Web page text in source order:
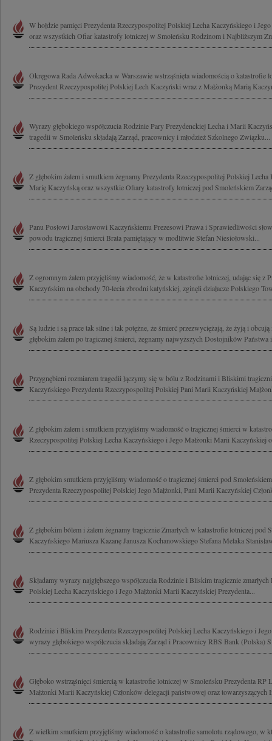
W hołdzie pamięci Prezydenta Rzeczypospolitej Polskiej Lecha Kaczyńskiego i
oraz wszystkich Ofiar katastrofy lotniczej w Smoleńsku Rodzinom i Najbliższym
Okręgowa Rada Adwokacka w Warszawie wstrząśnięta wiadomością o katastrofie
Prezydent Rzeczypospolitej Polskiej Lech Kaczyński wraz z Małżonką Marią
Wyrazy głębokiego współczucia Rodzinie Pary Prezydenckiej Lecha i Marii
tragedii w Smoleńsku składają Zarząd, pracownicy i młodzież Szkolnego Związku...
Z głębokim żalem i smutkiem żegnamy Prezydenta Rzeczypospolitej Polskiej Lecha
Marię Kaczyńską oraz wszystkie Ofiary katastrofy lotniczej pod Smoleńskiem
Panu Posłowi Jarosławowi Kaczyńskiemu Prezesowi Prawa i Sprawiedliwości
powodu tragicznej śmierci Brata pamiętający w modlitwie Stefan Niesiołowski...
Z ogromnym żalem przyjęliśmy wiadomość, że w katastrofie lotniczej, udając się z
Kaczyńskim na obchody 70-lecia zbrodni katyńskiej, zginęli działacze Polskiego
Są ludzie i są prace tak silne i tak potężne, że śmierć przezwyciężają, że żyją i
głębokim żalem po tragicznej śmierci, żegnamy najwyższych Dostojników Państwa
Przygnębieni rozmiarem tragedii łączymy się w bólu z Rodzinami i Bliskimi
Kaczyńskiego Prezydenta Rzeczypospolitej Polskiej Pani Marii Kaczyńskiej
Z głębokim żalem i smutkiem przyjęliśmy wiadomość o tragicznej śmierci w
Rzeczypospolitej Polskiej Lecha Kaczyńskiego i Jego Małżonki Marii Kaczyńskiej
Z głębokim smutkiem przyjęliśmy wiadomość o tragicznej śmierci pod
Prezydenta Rzeczypospolitej Polskiej Jego Małżonki, Pani Marii Kaczyńskiej
Z głębokim bólem i żalem żegnamy tragicznie Zmarłych w katastrofie lotniczej pod
Kaczyńskiego Mariusza Kazanę Janusza Kochanowskiego Stefana Melaka
Składamy wyrazy najgłębszego współczucia Rodzinie i Bliskim tragicznie
Polskiej Lecha Kaczyńskiego i Jego Małżonki Marii Kaczyńskiej Prezydenta...
Rodzinie i Bliskim Prezydenta Rzeczypospolitej Polskiej Lecha Kaczyńskiego i
wyrazy głębokiego współczucia składają Zarząd i Pracownicy RBS Bank (Polska)
Głęboko wstrząśnięci śmiercią w katastrofie lotniczej w Smoleńsku Prezydenta RP
Małżonki Marii Kaczyńskiej Członków delegacji państwowej oraz towarzyszących
Z wielkim smutkiem przyjęliśmy wiadomość o katastrofie samolotu rządowego, w